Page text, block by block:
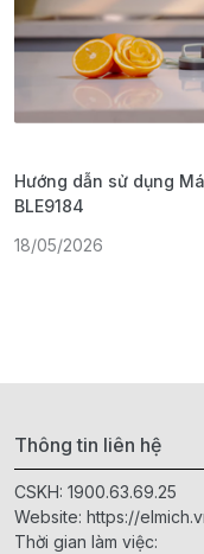
Hướng dẫn sử dụng
BLE9184
18/05/2026
Thông tin liên hệ
CSKH: 1900.63.69.25
Website: https://
Thời gian làm việc: